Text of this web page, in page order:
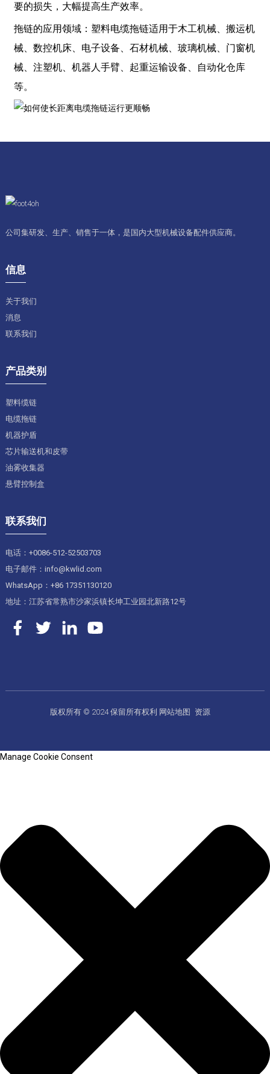
要的损失，大幅提高生产效率。
拖链的应用领域：塑料电缆拖链适用于木工机械、搬运机
械、数控机床、电子设备、石材机械、玻璃机械、门窗机
械、注塑机、机器人手臂、起重运输设备、自动化仓库
等。
公司集研发、生产、销售于一体，是国内大型机械设备配件供应商。
信息
关于我们
消息
联系我们
产品类别
塑料缆链
电缆拖链
机器护盾
芯片输送机和皮带
油雾收集器
悬臂控制盒
联系我们
电话：+0086-512-52503703
电子邮件：info@kwlid.com
WhatsApp：+86 17351130120
地址：江苏省常熟市沙家浜镇长坤工业园北新路12号
版权所有 © 2024 保留所有权利 网站地图 资源
Manage Cookie Consent